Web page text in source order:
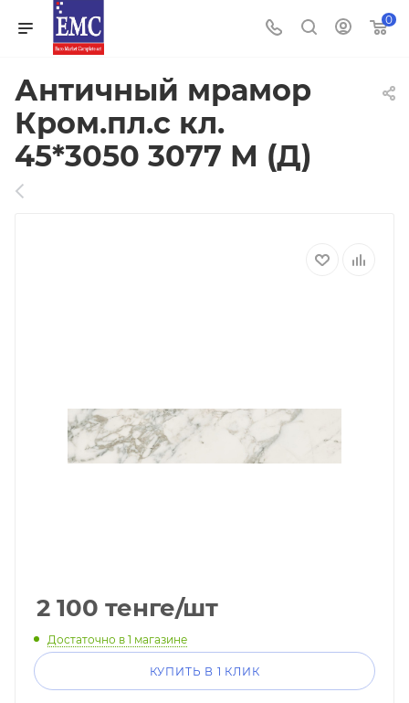
0
Античный мрамор
Кром.пл.с кл.
45*3050 3077 М (Д)
2 100 тенге/шт
Достаточно в 1 магазине
КУПИТЬ В 1 КЛИК